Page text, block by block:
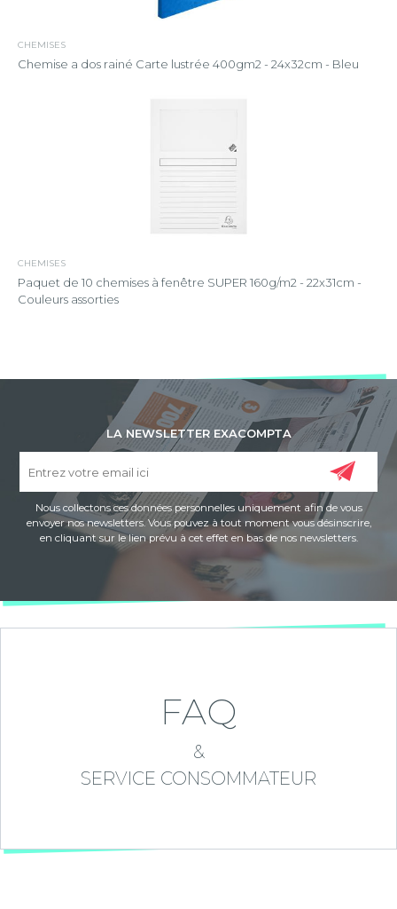
CHEMISES
Chemise a dos rainé Carte lustrée 400gm2 - 24x32cm - Bleu
CHEMISES
Paquet de 10 chemises à fenêtre SUPER 160g/m2 - 22x31cm -
Couleurs assorties
LA NEWSLETTER EXACOMPTA
Nous collectons ces données personnelles uniquement afin de vous
envoyer nos newsletters. Vous pouvez à tout moment vous désinscrire,
en cliquant sur le lien prévu à cet effet en bas de nos newsletters.
FAQ
&
SERVICE CONSOMMATEUR